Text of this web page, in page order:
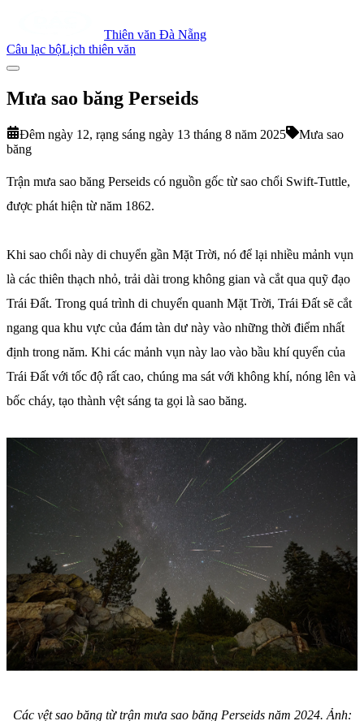
Thiên văn Đà Nẵng
Câu lạc bộLịch thiên văn
Mưa sao băng Perseids
Đêm ngày 12, rạng sáng ngày 13 tháng 8 năm 2025
Mưa sao
băng
Trận mưa sao băng Perseids có nguồn gốc từ sao chổi Swift-Tuttle,
được phát hiện từ năm 1862.
Khi sao chổi này di chuyển gần Mặt Trời, nó để lại nhiều mảnh vụn
là các thiên thạch nhỏ, trải dài trong không gian và cắt qua quỹ đạo
Trái Đất. Trong quá trình di chuyển quanh Mặt Trời, Trái Đất sẽ cắt
ngang qua khu vực của đám tàn dư này vào những thời điểm nhất
định trong năm. Khi các mảnh vụn này lao vào bầu khí quyển của
Trái Đất với tốc độ rất cao, chúng ma sát với không khí, nóng lên và
bốc cháy, tạo thành vệt sáng ta gọi là sao băng.
Các vệt sao băng từ trận mưa sao băng Perseids năm 2024. Ảnh: